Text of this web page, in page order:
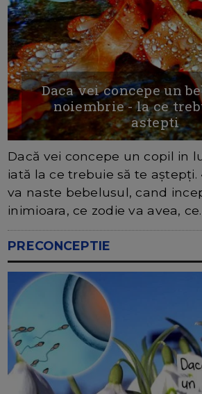
Daca vei concepe un
noiembrie - la ce
astepti
Dacă vei concepe un copil in
iată la ce trebuie să te aștepți.
va naste bebelusul, cand
inimioara, ce zodie va avea,
PRECONCEPTIE